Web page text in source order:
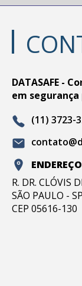
DATASAFE -
em
(11) 3723-
ENDEREÇO
R. DR. CLÓVIS
SÃO PAULO - SP
CEP 05616-130